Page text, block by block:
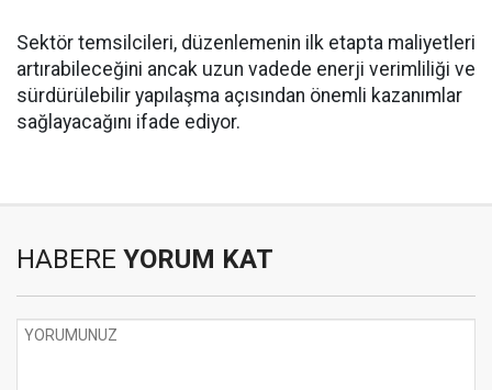
Sektör temsilcileri, düzenlemenin ilk etapta maliyetleri
artırabileceğini ancak uzun vadede enerji verimliliği ve
sürdürülebilir yapılaşma açısından önemli kazanımlar
sağlayacağını ifade ediyor.
HABERE YORUM KAT